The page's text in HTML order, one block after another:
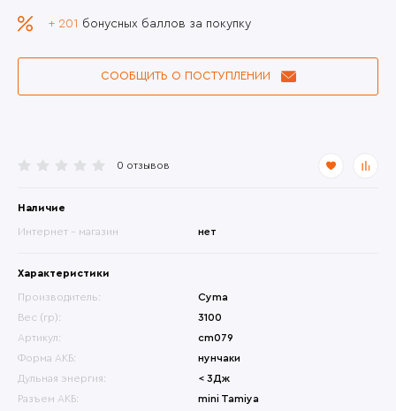
0 отзывов
Наличие
Интернет - магазин нет
Характеристики
Производитель:
Cyma
Вес (гр):
3100
Артикул:
cm079
Форма АКБ:
нунчаки
Дульная энергия:
< 3Дж
Разъем АКБ:
mini Tamiya
+ 201 бонусных баллов за покупку
СООБЩИТЬ О ПОСТУПЛЕНИИ